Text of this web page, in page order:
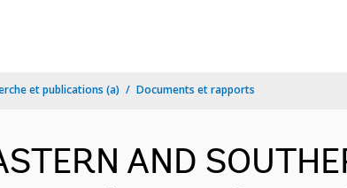
et publications (a) Documents et rapports
AND